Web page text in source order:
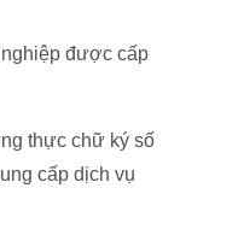
được cấp
thực chữ ký số
cấp dịch vụ